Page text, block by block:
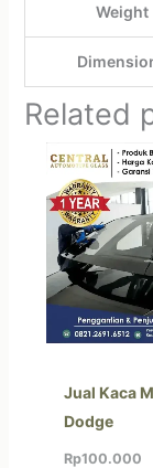
Weight
Related
Jual Kaca
Dodge
Rp100.000